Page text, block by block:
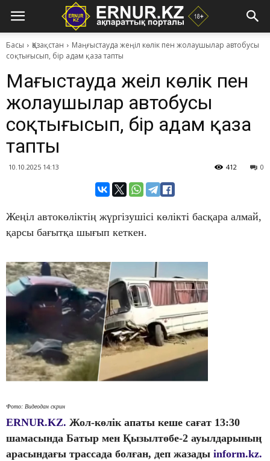
Басы Қазақстан
​Маңғыстауда жеңіл көлік пен жолаушылар автобусы
соқтығысып, бір адам қаза тапты
​Маңғыстауда жеңіл көлік пен
жолаушылар автобусы
соқтығысып, бір адам қаза
тапты
10.10.2025 14:13 0
412
Жеңіл автокөліктің жүргізушісі көлікті басқара алмай,
қарсы бағытқа шығып кеткен.
Фото: Видеодан скрин
ERNUR.KZ. Жол-көлік апаты кеше сағат 13:30
шамасында Батыр мен Қызылтөбе-2 ауылдарының
арасындағы трассада болған, деп жазады inform.kz.